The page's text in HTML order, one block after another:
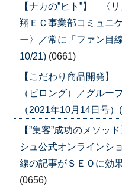
【ナカの”ヒト”】 〈
翔ＥＣ事業部コミュニ
ー〉／常に「ファン目
10/21) (0661)
【こだわり商品開発
（ビロング）／グルー
（2021年10月14日号
【”集客”成功のメソ
シュ公式オンラインシ
線の記事がＳＥＯに効
(0656)